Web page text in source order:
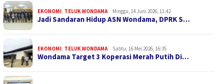
EKONOMI, TELUK WONDAMA Minggu, 14 Juni 2026, 11:42
Jadi Sandaran Hidup ASN Wondama, DPRK S…
EKONOMI, TELUK WONDAMA Sabtu, 16 Mei 2026, 16:35
Wondama Target 3 Koperasi Merah Putih Di…